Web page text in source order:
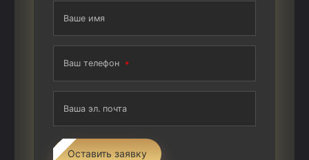
Ваше имя
Ваш телефон
Ваша эл. почта
Оставить заявку